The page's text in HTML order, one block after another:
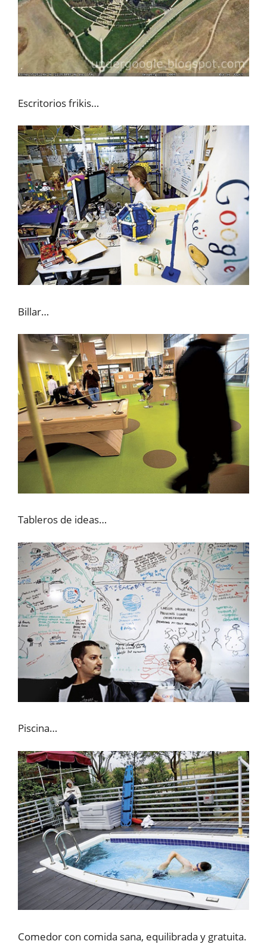
Escritorios frikis…
Billar…
Tableros de ideas…
Piscina…
Comedor con comida sana, equilibrada y gratuita.